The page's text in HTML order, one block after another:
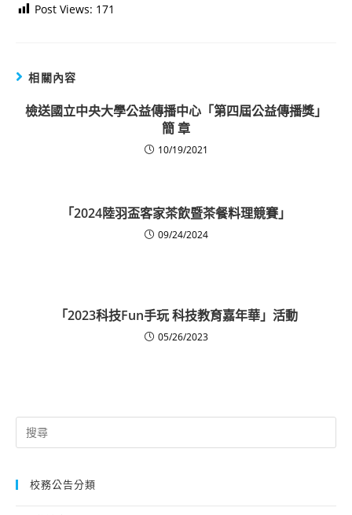
Post Views: 171
相關內容
檢送國立中央大學公益傳播中心「第四屆公益傳播獎」
簡 章
10/19/2021
「2024陸羽盃客家茶飲暨茶餐料理競賽」
09/24/2024
「2023科技Fun手玩 科技教育嘉年華」活動
05/26/2023
Search
for:
校務公告分類